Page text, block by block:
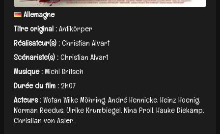
Allemagne
Titre original :Antikörper
Réalisateur(s) :Christian Alvart
Scénariste(s) :Christian Alvart
Musique :Michl Britsch
Durée du film :2h07
Acteurs :Wotan Wilke Möhring, André Hennicke, Heinz Hoenig,
Norman Reedus, Ulrike Krumbiegel, Nina Proll, Hauke Diekamp,
Christian von Aster...